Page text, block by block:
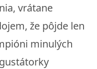
vrátane
že pôjde len
minulých